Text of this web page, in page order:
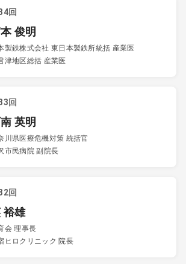
回
俊明
製鉄株式会社 東日本製鉄所統括 産業医
津地区総括 産業医
回
英明
川県医療危機対策 統括官
市民病院 副院長
回
裕雄
会 理事長
ヒロクリニック 院長